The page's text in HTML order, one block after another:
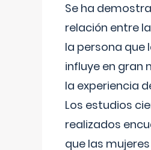
Se ha
relación entre
la persona que
influye en gran
la experiencia
Los estudios
realizados
que las